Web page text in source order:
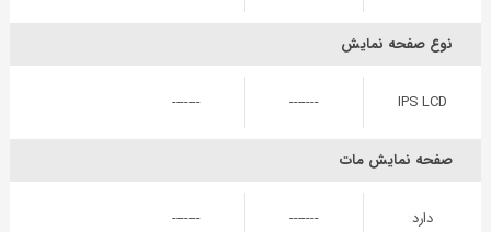
نوع صفحه نمایش
IPS LCD
-------
-------
صفحه نمایش مات
دارد -------
-------